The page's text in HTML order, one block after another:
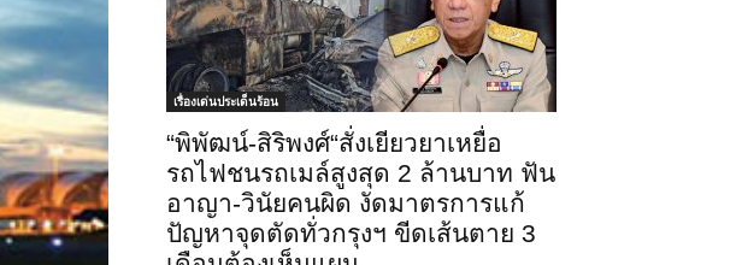
เรื่องเด่นประเด็นร้อน
“พิพัฒน์-สิริพงศ์“สั่งเยียวยาเหยื่อ
รถไฟชนรถเมล์สูงสุด 2 ล้านบาท ฟัน
อาญา-วินัยคนผิด งัดมาตรการแก้
ปัญหาจุดตัดทั่วกรุงฯ ขีดเส้นตาย 3